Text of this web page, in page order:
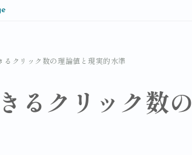
クリック数の理論値と現実的水準
るクリック数の